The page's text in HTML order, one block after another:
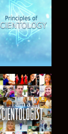
VERKEN DE
SERIE
KIJK